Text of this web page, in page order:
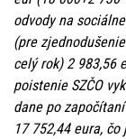
odvody na
(pre
celý rok) 2 983,56
poistenie SZČO
dane po
17 752,44 eura,